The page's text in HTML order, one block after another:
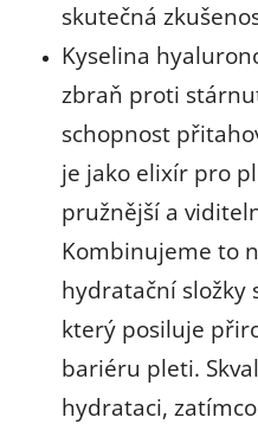
skutečná
Kyselina
zbraň proti
schopnost
je jako elixír pro
pružnější a
Kombinujeme to
hydratační složky
který posiluje
bariéru pleti.
hydrataci,